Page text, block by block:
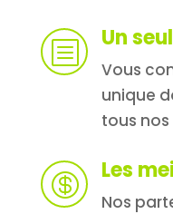
b Un
Vous
unique
tous
 Les
Nos